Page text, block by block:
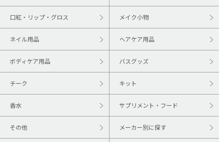
口紅・リップ・グロス メイク小物
ネイル用品 ヘアケア用品
ボディケア用品 バスグッズ
チーク キット
香水 サプリメント・フード
その他 メーカー別に探す